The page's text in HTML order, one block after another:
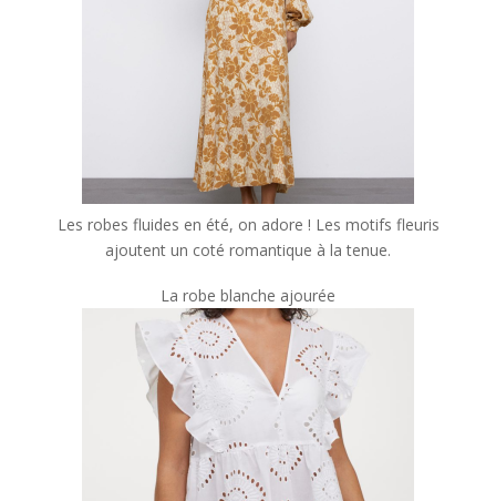
Les robes fluides en été, on adore ! Les motifs fleuris
ajoutent un coté romantique à la tenue.
La robe blanche ajourée